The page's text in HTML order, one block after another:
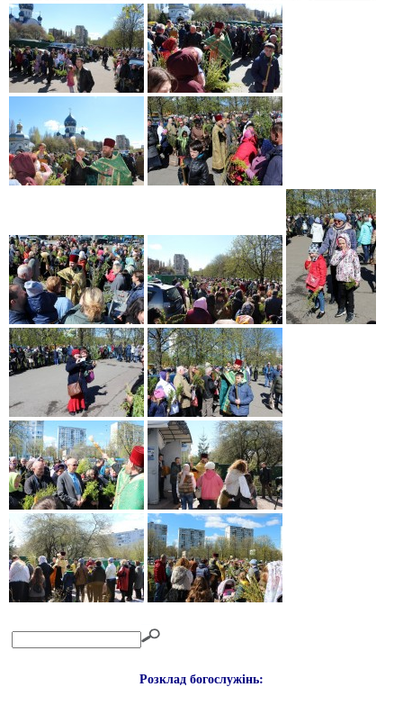
Розклад богослужінь: